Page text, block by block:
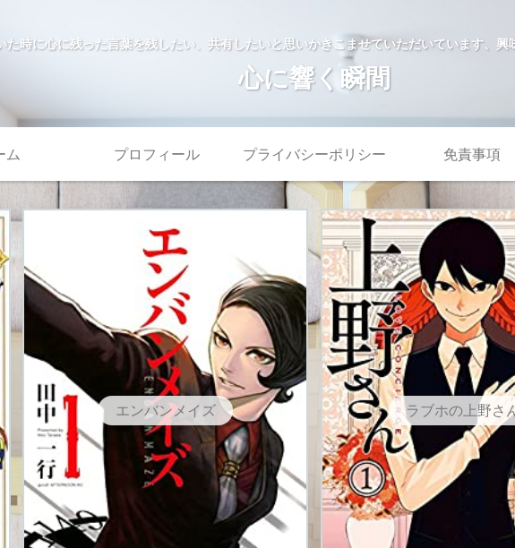
た時に心に残った言葉を残したい、共有したいと思いかきこませていただいています、
心に響く瞬間
ム プロフィール プライバシーポリシー 免責事項
エンバンメイズ ラブホの上野さ